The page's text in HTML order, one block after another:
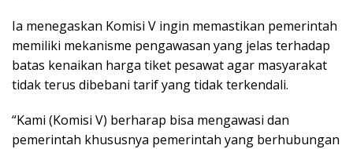
Ia menegaskan Komisi V ingin memastikan pemerintah
memiliki mekanisme pengawasan yang jelas terhadap
batas kenaikan harga tiket pesawat agar masyarakat
tidak terus dibebani tarif yang tidak terkendali.
“Kami (Komisi V) berharap bisa mengawasi dan
pemerintah khususnya pemerintah yang berhubungan